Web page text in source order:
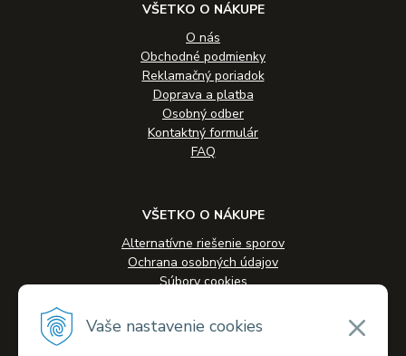
Vaše nastavenie cookies
VŠETKO O NÁKUPE
O nás
Obchodné podmienky
Reklamačný poriadok
Doprava a platba
Osobný odber
Kontaktný formulár
FAQ
VŠETKO O NÁKUPE
Alternatívne riešenie sporov
Ochrana osobných údajov
Súbory cookies
Veľkoobchodná spolupráca